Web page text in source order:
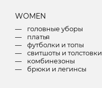
WOMEN
головные уборы
платья
футболки и топы
свитшоты и толстовки
комбинезоны
брюки и легинсы